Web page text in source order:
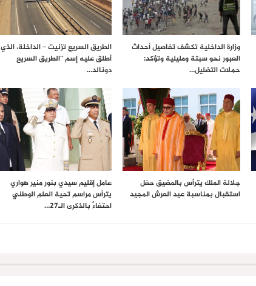
وزارة الداخلية تكشف تفاصيل أحداث
العبور نحو سبتة ومليلية وتؤكد:
حملات التضليل…
الطريق السريع تزنيت – الداخلة، الذي
أطلق عليه إسم “الطريق السريع
دونالد…
جلالة الملك يترأس بالمضيق حفل
استقبال بمناسبة عيد العرش المجيد
عامل إقليم سيدي بنور منير هواري
يترأس مراسم تحية العلم الوطني
احتفاءً بالذكرى الـ27…